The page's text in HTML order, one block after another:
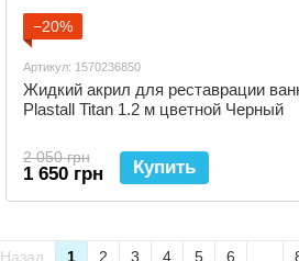
−20%
Артикул: 1570236850
Жидкий акрил для реставрации
Plastall Titan 1.2 м цветной Черный
2 050 грн
1 650 грн Купить
Назад 1 2 3 4 5 6